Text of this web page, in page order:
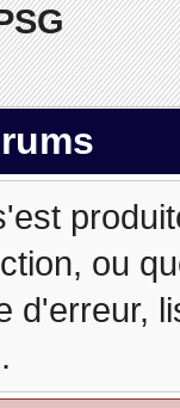
ou
d'erreur,